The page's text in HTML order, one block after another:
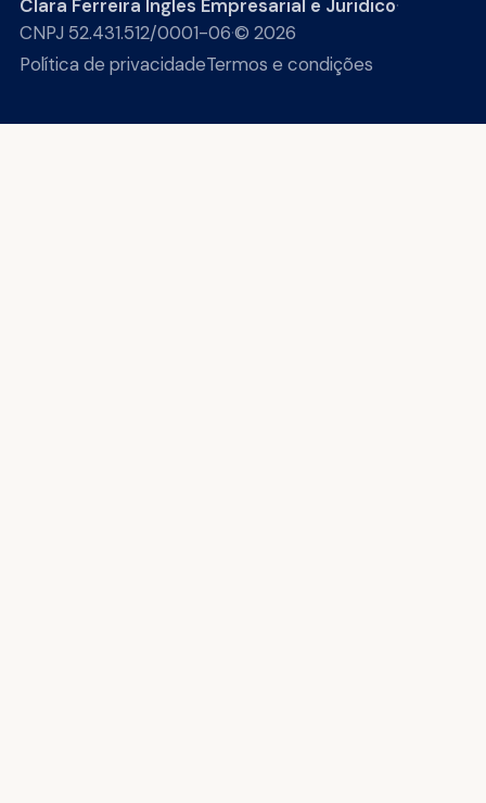
Clara Ferreira Ingles Empresarial e Juridico·
CNPJ 52.431.512/0001-06·© 2026
Política de privacidadeTermos e condições